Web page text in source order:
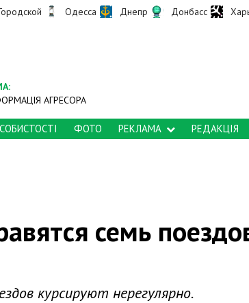
Одесса Днепр Донбасс
АГРЕСОРА
ФОТО РЕКЛАМА РЕДАКЦІЯ
семь
курсируют нерегулярно.